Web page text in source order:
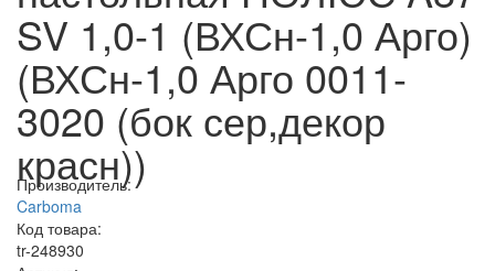
SV 1,0-1 (ВХСн-1,0 Арго)
(ВХСн-1,0 Арго 0011-
3020 (бок сер,декор
красн))
Производитель:
Carboma
Код товара:
tr-248930